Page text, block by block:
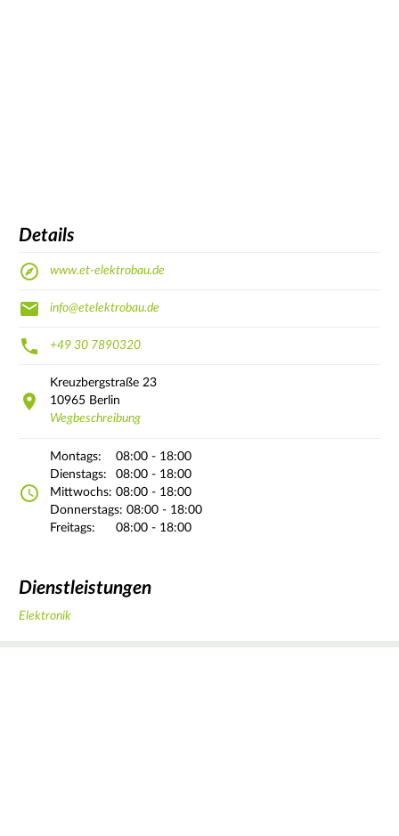
Details
www.et-elektrobau.de
info@etelektrobau.de
+49 30 7890320
Kreuzbergstraße 23
10965 Berlin
Wegbeschreibung
Montags:
08:00 - 18:00
Dienstags:
08:00 - 18:00
Mittwochs: 08:00 - 18:00
Donnerstags: 08:00 - 18:00
Freitags:
08:00 - 18:00
Dienstleistungen
Elektronik